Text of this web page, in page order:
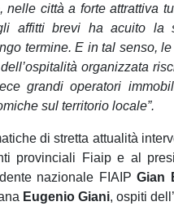
nelle città a forte attrattiva
affitti brevi ha acuito la
termine. E in tal senso,
organizzata
grandi operatori
sul territorio locale”.
di stretta attualità
provinciali Fiaip e al
nazionale FIAIPGian
Eugenio Giani, ospiti